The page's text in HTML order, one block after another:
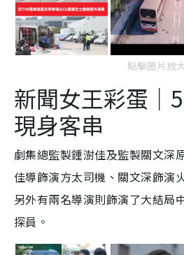
點擊圖片放
新聞女王彩蛋｜
現身客串
劇集總監製鍾澍佳及監製關文深
佳導飾演方太司機、關文深飾演
另外有兩名導演則飾演了大結局
探員。